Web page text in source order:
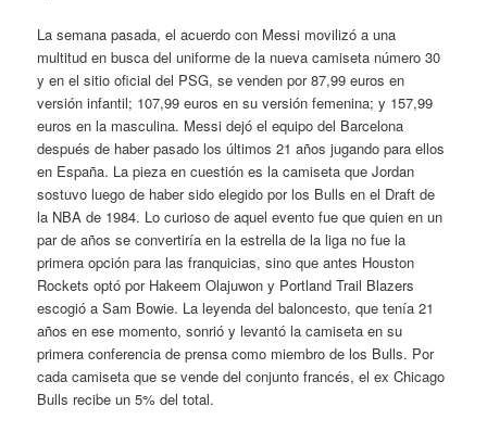
La semana pasada, el acuerdo con Messi movilizó a una
multitud en busca del uniforme de la nueva camiseta número 30
y en el sitio oficial del PSG, se venden por 87,99 euros en
versión infantil; 107,99 euros en su versión femenina; y 157,99
euros en la masculina. Messi dejó el equipo del Barcelona
después de haber pasado los últimos 21 años jugando para ellos
en España. La pieza en cuestión es la camiseta que Jordan
sostuvo luego de haber sido elegido por los Bulls en el Draft de
la NBA de 1984. Lo curioso de aquel evento fue que quien en un
par de años se convertiría en la estrella de la liga no fue la
primera opción para las franquicias, sino que antes Houston
Rockets optó por Hakeem Olajuwon y Portland Trail Blazers
escogió a Sam Bowie. La leyenda del baloncesto, que tenía 21
años en ese momento, sonrió y levantó la camiseta en su
primera conferencia de prensa como miembro de los Bulls. Por
cada camiseta que se vende del conjunto francés, el ex Chicago
Bulls recibe un 5% del total.